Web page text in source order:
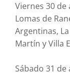
Viernes 30 de
Lomas de
Argentinas,
Martín y Villa
Sábado 31